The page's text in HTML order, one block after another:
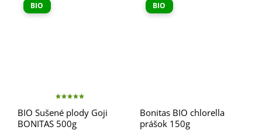
BIO
BIO Sušené plody Goji
BONITAS 500g
BIO
Bonitas BIO chlorella
prášok 150g